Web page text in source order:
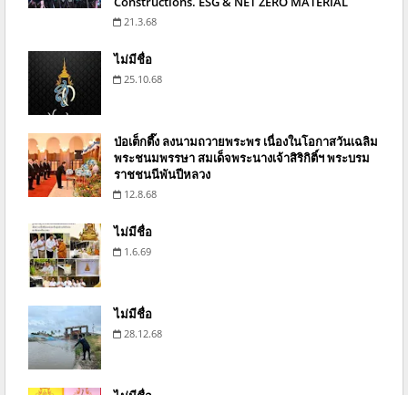
21.3.68
ไม่มีชื่อ
25.10.68
ป่อเต็กตึ๊ง ลงนามถวายพระพร เนื่องในโอกาสวันเฉลิม
พระชนมพรรษา สมเด็จพระนางเจ้าสิริกิติ์ฯ พระบรม
ราชชนนีพันปีหลวง
12.8.68
ไม่มีชื่อ
1.6.69
ไม่มีชื่อ
28.12.68